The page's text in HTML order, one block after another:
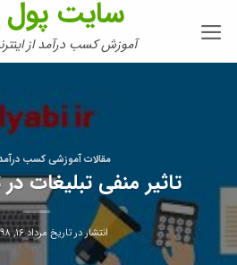
سایت پول
آموزش کسب درآمد از
مقالات آموزشی کسب درآمد
تاثیر منفی تبلیغات
انتشار در تاریخ مرداد ۱۶, ۱۳۹۸